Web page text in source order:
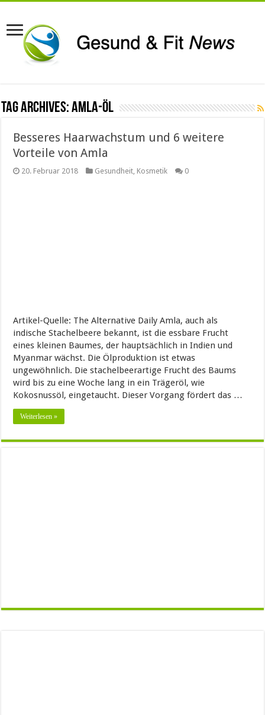
Tag Archives:Amla-Öl
Besseres Haarwachstum und 6 weitere
Vorteile von Amla
20. Februar 2018 Gesundheit Kosmetik 0
Artikel-Quelle: The Alternative Daily Amla, auch als
indische Stachelbeere bekannt, ist die essbare Frucht
eines kleinen Baumes, der hauptsächlich in Indien und
Myanmar wächst. Die Ölproduktion ist etwas
ungewöhnlich. Die stachelbeerartige Frucht des Baums
wird bis zu eine Woche lang in ein Trägeröl, wie
Kokosnussöl, eingetaucht. Dieser Vorgang fördert das …
Weiterlesen »